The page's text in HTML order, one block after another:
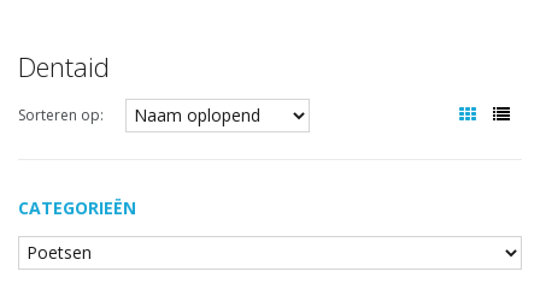
Dentaid
Sorteren op:
CATEGORIEËN